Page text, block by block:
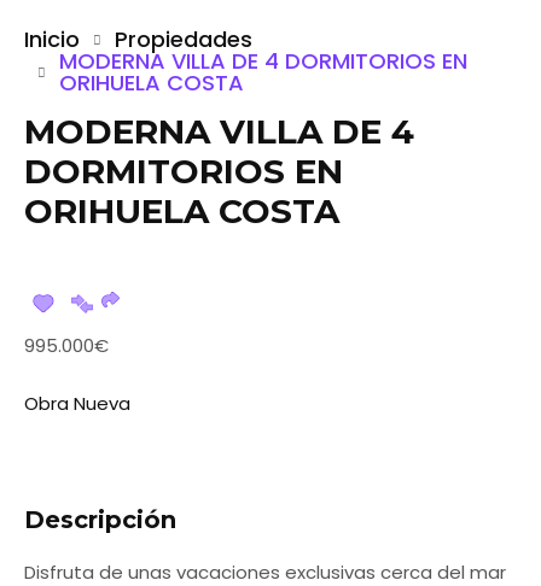
Inicio Propiedades
MODERNA VILLA DE 4 DORMITORIOS EN
ORIHUELA COSTA
MODERNA VILLA DE 4
DORMITORIOS EN
ORIHUELA COSTA
995.000€
Obra Nueva
Descripción
Disfruta de unas vacaciones exclusivas cerca del mar